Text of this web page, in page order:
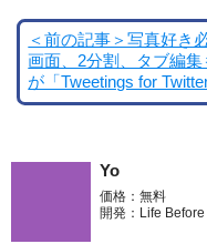
＜前の記事＞写真好き
画面、2分割、タブ編
が「Tweetings for
Yo
価格：無料
開発：Life